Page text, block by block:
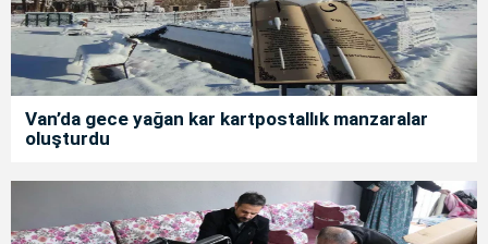
Van’da gece yağan kar kartpostallık manzaralar
oluşturdu